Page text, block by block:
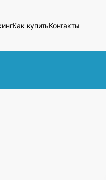
Как купитьКонтакты